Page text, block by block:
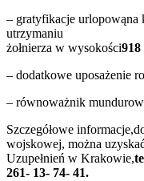
– gratyfikacje urlopowąna
utrzymaniu
żołnierza w wysokości918
– dodatkowe uposażenie
– równoważnik
Szczegółowe
wojskowej, można
Uzupełnień w Krakowie,
261- 13- 74- 41.